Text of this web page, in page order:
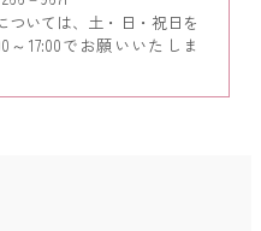
いては、土・日・祝日を
～17:00でお願いいたしま